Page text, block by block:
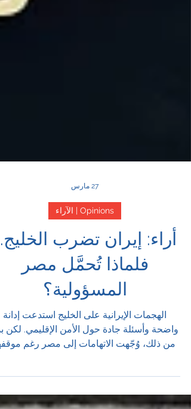
27 مارس
Opinions | الآراء
أراء: إيران تضرب
فلماذا تُحمَّل مصر
المسؤولية؟
من ذلك، وُجّهت الاتهامات إلى مصر رغم